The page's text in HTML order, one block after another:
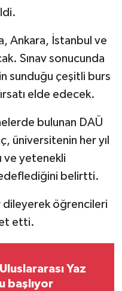
Ankara, İstanbul ve
Sınav sonucunda
sunduğu çeşitli burs
elde edecek.
bulunan DAÜ
üniversitenin her yıl
ve yetenekli
belirtti.
dileyerek öğrencileri
etti.
Yaz
başlıyor